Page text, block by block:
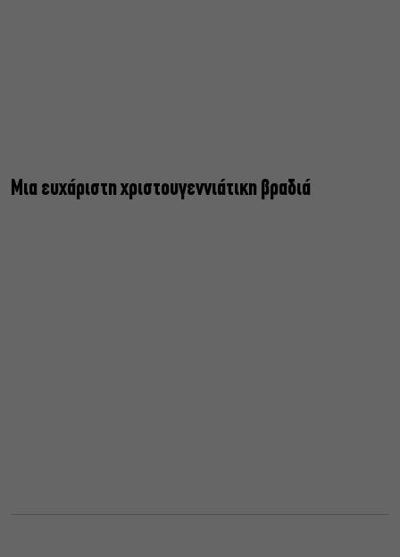
Μια ευχάριστη χριστουγεννιάτικη βραδιά